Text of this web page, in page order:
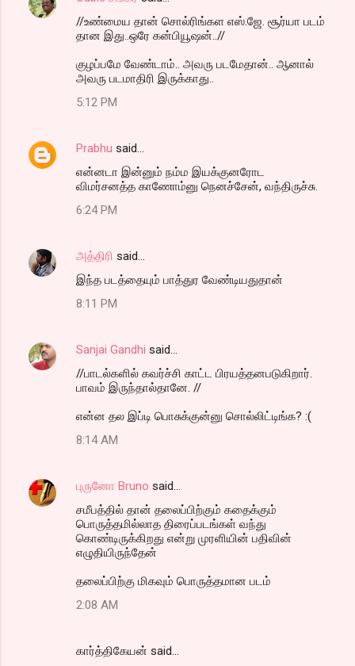
//உண்மைய தான் சொல்ரிங்கள எஸ்.ஜே. சூர்யா படம்
தான இது..ஒரே கன்பியூஷன்..//
குழப்பமே வேண்டாம்.. அவரு படமேதான்.. ஆனால்
அவரு படமாதிரி இருக்காது..
5:12 PM
Prabhu said…
என்னடா இன்னும் நம்ம இயக்குனரோட
விமர்சனத்த காணோம்னு நெனச்சேன், வந்திருச்சு.
6:24 PM
அத்திரி said…
இந்த படத்தையும் பாத்துர வேண்டியதுதான்
8:11 PM
Sanjai Gandhi said…
//பாடல்களில் கவர்ச்சி காட்ட பிரயத்தனபடுகிறார்.
பாவம் இருந்தால்தானே. //
என்ன தல இப்டி பொசுக்குன்னு சொல்லிட்டிங்க? :(
8:14 AM
புருனோ Bruno said…
சமீபத்தில் தான் தலைப்பிற்கும் கதைக்கும்
பொருத்தமில்லாத திரைப்படங்கள் வந்து
கொண்டிருக்கிறது என்று முரளியின் பதிவின்
எழுதியிருந்தேன்
தலைப்பிற்கு மிகவும் பொருத்தமான படம்
2:08 AM
கார்த்திகேயன் said…